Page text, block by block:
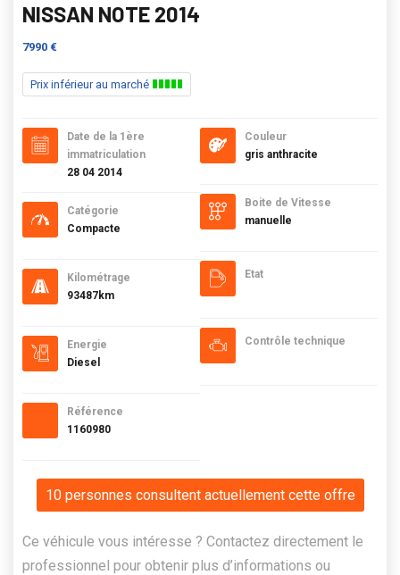
NISSAN NOTE 2014
7990 €
Prix inférieur au marché
Date de la 1ère
immatriculation
28 04 2014
Catégorie
Compacte
Kilométrage
93487km
Energie
Diesel
Référence
1160980
Couleur
gris anthracite
Boite de Vitesse
manuelle
Etat
Contrôle technique
10 personnes consultent actuellement cette offre
Ce véhicule vous intéresse ? Contactez directement le
professionnel pour obtenir plus d’informations ou